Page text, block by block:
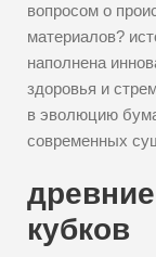
вопросом о
материалов?
наполнена
здоровья и
в эволюцию
современных
кубков